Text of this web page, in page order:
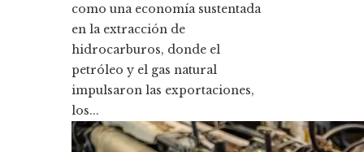
como una economía sustentada
en la extracción de
hidrocarburos, donde el
petróleo y el gas natural
impulsaron las exportaciones,
los...